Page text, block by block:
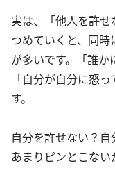
実は、「他人を許
つめていくと、同
が多いです。「誰
「自分が自分に怒
す。
自分を許せない？自
あまりピンとこない